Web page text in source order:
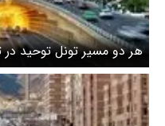
هر دو مسیر تونل توحید